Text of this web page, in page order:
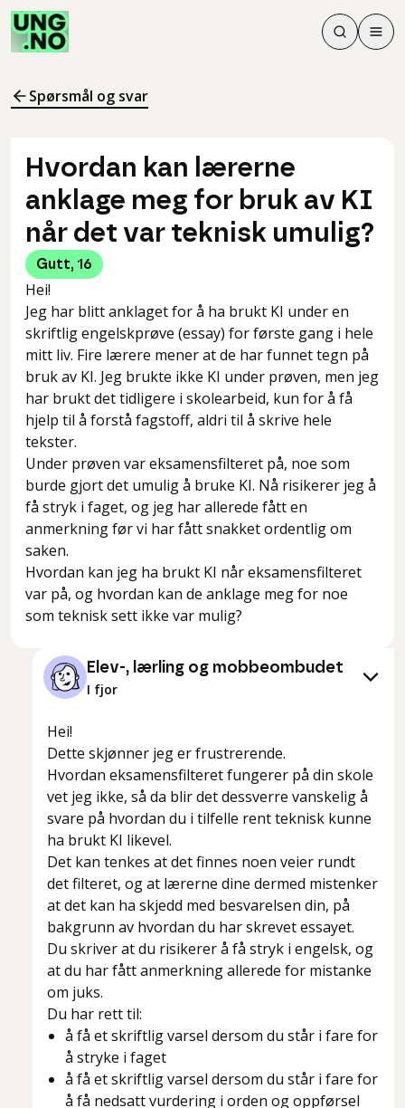
Søk
Søk
Meny
Spørsmål og svar
Hvordan kan lærerne
anklage meg for bruk av KI
når det var teknisk umulig?
Gutt, 16
Hei!
Jeg har blitt anklaget for å ha brukt KI under en
skriftlig engelskprøve (essay) for første gang i hele
mitt liv. Fire lærere mener at de har funnet tegn på
bruk av KI. Jeg brukte ikke KI under prøven, men jeg
har brukt det tidligere i skolearbeid, kun for å få
hjelp til å forstå fagstoff, aldri til å skrive hele
tekster.
Under prøven var eksamensfilteret på, noe som
burde gjort det umulig å bruke KI. Nå risikerer jeg å
få stryk i faget, og jeg har allerede fått en
anmerkning før vi har fått snakket ordentlig om
saken.
Hvordan kan jeg ha brukt KI når eksamensfilteret
var på, og hvordan kan de anklage meg for noe
som teknisk sett ikke var mulig?
Elev-, lærling og mobbeombudet
I fjor
Hei!
Dette skjønner jeg er frustrerende.
Hvordan eksamensfilteret fungerer på din skole
vet jeg ikke, så da blir det dessverre vanskelig å
svare på hvordan du i tilfelle rent teknisk kunne
ha brukt KI likevel.
Det kan tenkes at det finnes noen veier rundt
det filteret, og at lærerne dine dermed mistenker
at det kan ha skjedd med besvarelsen din, på
bakgrunn av hvordan du har skrevet essayet.
Du skriver at du risikerer å få stryk i engelsk, og
at du har fått anmerkning allerede for mistanke
om juks.
Du har rett til:
å få et skriftlig varsel dersom du står i fare for
å stryke i faget
å få et skriftlig varsel dersom du står i fare for
å få nedsatt vurdering i orden og oppførsel